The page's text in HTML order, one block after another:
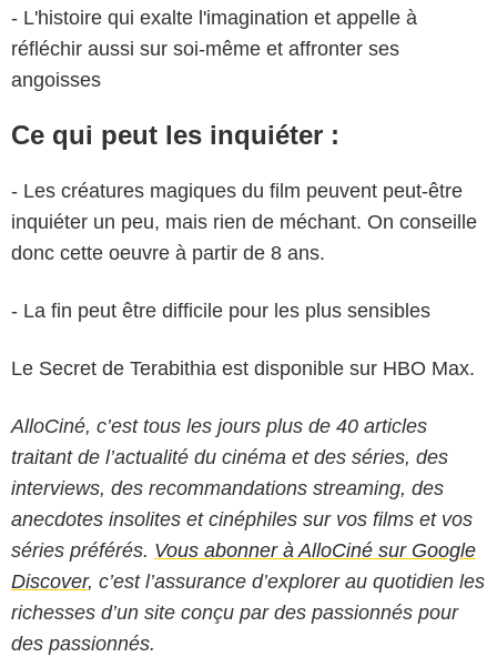
- L'histoire qui exalte l'imagination et appelle à
réfléchir aussi sur soi-même et affronter ses
angoisses
Ce qui peut les inquiéter :
- Les créatures magiques du film peuvent peut-être
inquiéter un peu, mais rien de méchant. On conseille
donc cette oeuvre à partir de 8 ans.
- La fin peut être difficile pour les plus sensibles
Le Secret de Terabithia est disponible sur HBO Max.
AlloCiné, c’est tous les jours plus de 40 articles
traitant de l’actualité du cinéma et des séries, des
interviews, des recommandations streaming, des
anecdotes insolites et cinéphiles sur vos films et vos
séries préférés. Vous abonner à AlloCiné sur Google
Discover, c’est l’assurance d’explorer au quotidien les
richesses d’un site conçu par des passionnés pour
des passionnés.